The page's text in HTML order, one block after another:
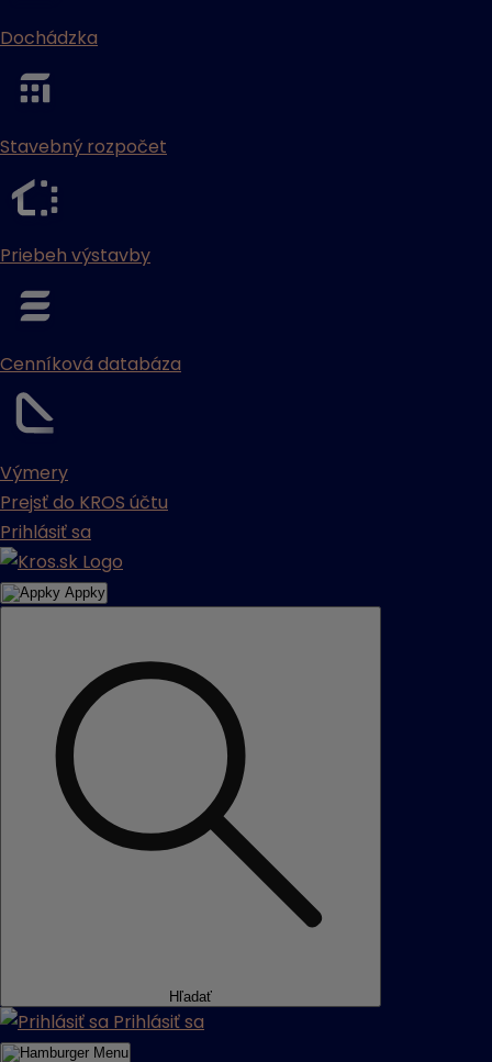
Dochádzka
Stavebný rozpočet
Priebeh výstavby
Cenníková databáza
Výmery
Prejsť do KROS účtu
Prihlásiť sa
Appky
Hľadať
Prihlásiť sa
Menu